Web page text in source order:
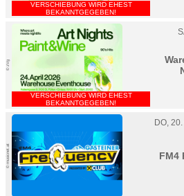
VERSCHIEBUNG WIRD EHEST
BEKANNTGEGEBEN!
© zVg
VERSCHIEBUNG WIRD EHEST
BEKANNTGEGEBEN!
© musicnet.at
DO,
FM4